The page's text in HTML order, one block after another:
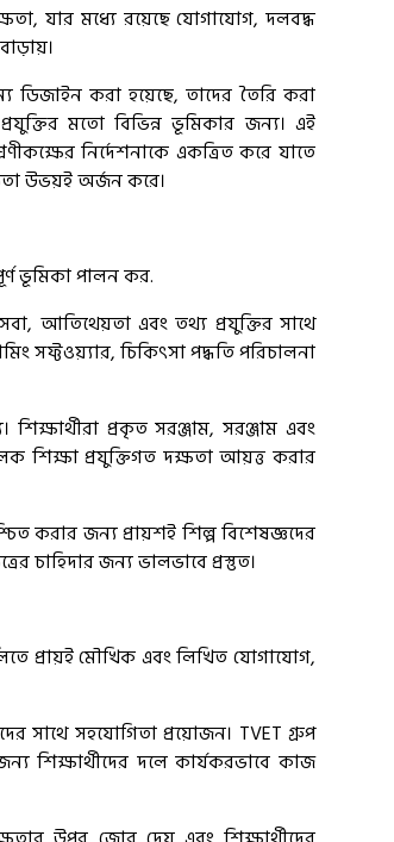
যার মধ্যে রয়েছে যোগাযোগ, দলবদ্ধ
ডিজাইন করা হয়েছে, তাদের তৈরি করা
মতো বিভিন্ন ভূমিকার জন্য। এই
নির্দেশনাকে একত্রিত করে যাতে
উভয়ই অর্জন করে।
ভূমিকা পালন কর.
আতিথেয়তা এবং তথ্য প্রযুক্তির সাথে
সফ্টওয়্যার, চিকিৎসা পদ্ধতি পরিচালনা
প্রকৃত সরঞ্জাম, সরঞ্জাম এবং
শিক্ষা প্রযুক্তিগত দক্ষতা আয়ত্ত করার
করার জন্য প্রায়শই শিল্প বিশেষজ্ঞদের
চাহিদার জন্য ভালভাবে প্রস্তুত।
প্রায়ই মৌখিক এবং লিখিত যোগাযোগ,
সাথে সহযোগিতা প্রয়োজন। TVET গ্রুপ
শিক্ষার্থীদের দলে কার্যকরভাবে কাজ